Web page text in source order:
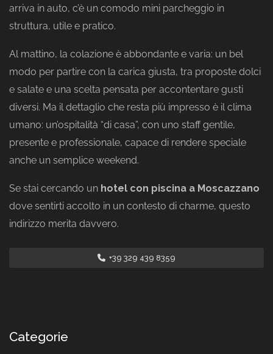
arriva in auto, c’è un comodo mini parcheggio in
struttura, utile e pratico.
Al mattino, la colazione è abbondante e varia: un bel
modo per partire con la carica giusta, tra proposte dolci
e salate e una scelta pensata per accontentare gusti
diversi. Ma il dettaglio che resta più impresso è il clima
umano: un’ospitalità “di casa”, con uno staff gentile,
presente e professionale, capace di rendere speciale
anche un semplice weekend.
Se stai cercando un hotel con piscina a Moscazzano
dove sentirti accolto in un contesto di charme, questo
indirizzo merita davvero.
+39 329 439 8359
Categorie